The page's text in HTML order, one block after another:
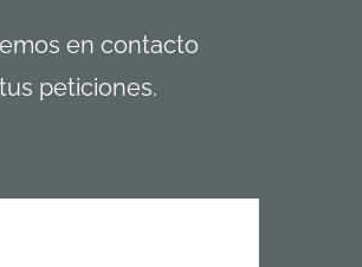
en contacto
peticiones.